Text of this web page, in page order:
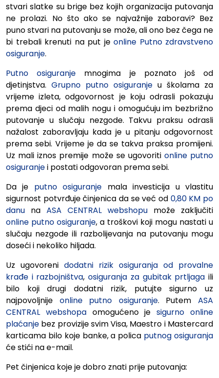
stvari slatke su brige bez kojih organizacija putovanja
ne prolazi. No što ako se najvažnije zaboravi? Bez
puno stvari na putovanju se može, ali ono bez čega ne
bi trebali krenuti na put je online Putno zdravstveno
osiguranje.
Putno osiguranje mnogima je poznato još od
djetinjstva. Grupno putno osiguranje u školama za
vrijeme izleta, odgovornost je koju odrasli pokazuju
prema djeci od malih nogu i omogućuju im bezbrižno
putovanje u slučaju nezgode. Takvu praksu odrasli
nažalost zaboravljaju kada je u pitanju odgovornost
prema sebi. Vrijeme je da se takva praksa promijeni.
Uz mali iznos premije može se ugovoriti online putno
osiguranjei postati odgovoran prema sebi.
Da je putno osiguranje mala investicija u vlastitu
sigurnost potvrđuje činjenica da se već od 0,80 KM po
danu na ASA CENTRAL webshopu može zaključiti
online putno osiguranje, a troškovi koji mogu nastati u
slučaju nezgode ili razbolijevanja na putovanju mogu
doseći i nekoliko hiljada.
Uz ugovoreni dodatni rizik osiguranja od provalne
krađe i razbojništva,osiguranja za gubitak prtljaga ili
bilo koji drugi dodatni rizik, putujte sigurno uz
najpovoljnije online putno osiguranje. PutemASA
CENTRAL webshopaomogućeno jesigurno online
plaćanje bez provizije svim Visa, Maestro i Mastercard
karticama bilo koje banke, a polica putnog osiguranja
će stići na e-mail.
Pet činjenica koje je dobro znati prije putovanja: